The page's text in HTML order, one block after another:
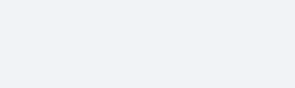
вседорожных покрышек. Цены на